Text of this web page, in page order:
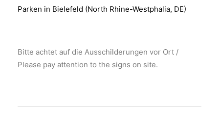
Parken in Bielefeld (North Rhine-Westphalia, DE)
Bitte achtet auf die Ausschilderungen vor Ort /
Please pay attention to the signs on site.